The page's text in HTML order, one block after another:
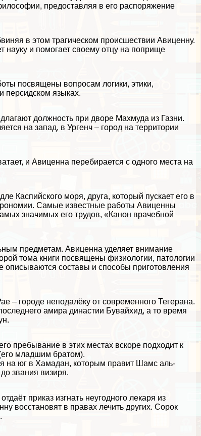
предоставляя в его распоряжение
в этом трагическом происшествии Авиценну.
науку и помогает своему отцу на поприще
посвящены вопросам логики, этики,
персидском языках.
должность при дворе Махмуда из Газни.
на запад, в Ургенч – город на территории
и Авиценна перебирается с одного места на
Каспийского моря, друга, который пускает его в
Самые известные работы Авиценны
значимых его трудов, «Канон врачебной
предметам. Авиценна уделяет внимание
тома книги посвящены физиологии, патологии
описываются составы и способы приготовления
– городе неподалёку от современного Тегерана.
амира династии Бувайхид, а то время
пребывание в этих местах вскоре подходит к
младшим братом).
на юг в Хамадан, которым правит Шамс аль-
звания визиря.
приказ изгнать неугодного лекаря из
восстановят в правах лечить других. Сорок